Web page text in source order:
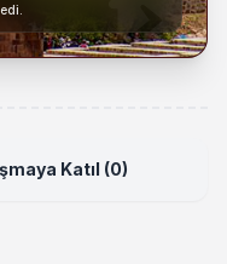
Katıl (0)